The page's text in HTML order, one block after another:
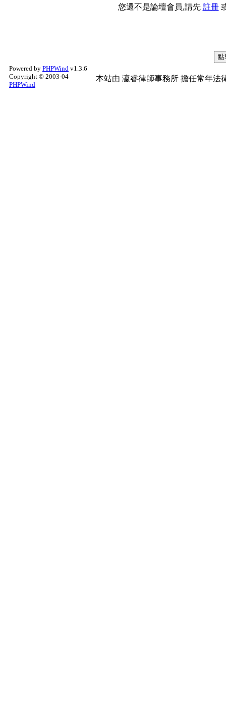
您還不是論壇會員,請先 註冊
Powered by PHPWind v1.3.6
Copyright © 2003-04
PHPWind
本站由 瀛睿律師事務所 擔任常年法